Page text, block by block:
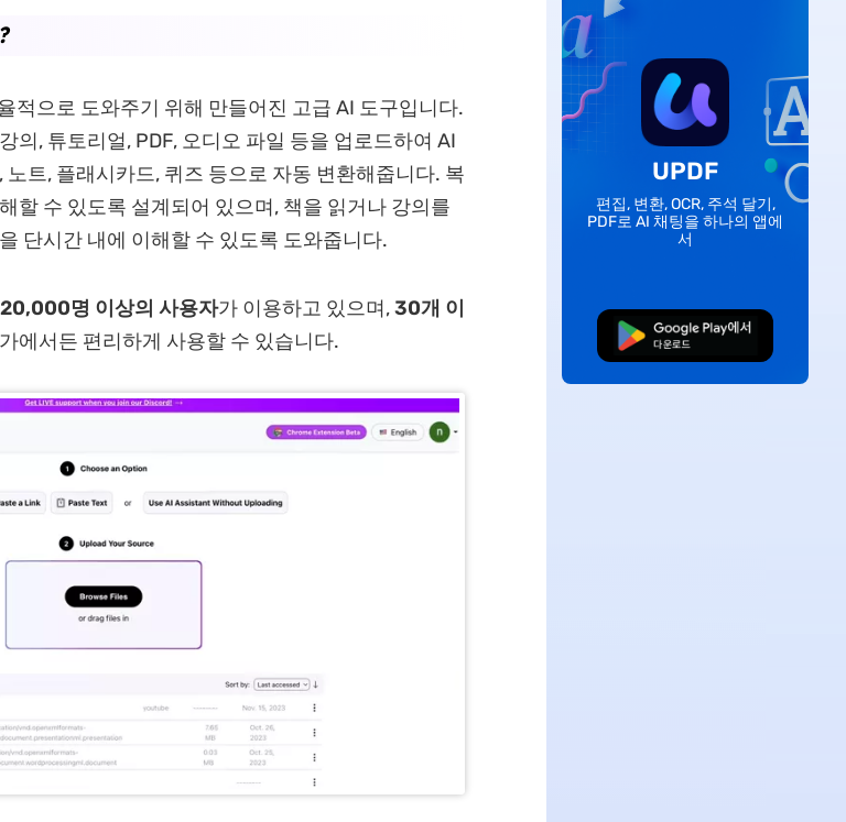
적으로 도와주기 위해 만들어진 고급 AI 도구입니다.
의, 튜토리얼, PDF, 오디오 파일 등을 업로드하여 AI
트, 플래시카드, 퀴즈 등으로 자동 변환해줍니다. 복
할 수 있도록 설계되어 있으며, 책을 읽거나 강의를
단시간 내에 이해할 수 있도록 도와줍니다.
20,000명 이상의 사용자가 이용하고 있으며,30개 이
에서든 편리하게 사용할 수 있습니다.
UPDF
편집, 변환, OCR, 주석 달기,
PDF로 AI 채팅을 하나의 앱에
서
무료로 다운로드